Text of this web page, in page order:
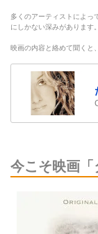
多くのアーティストによっ
にしかない深みがあります。
映画の内容と絡めて聞くと
今こそ映画「